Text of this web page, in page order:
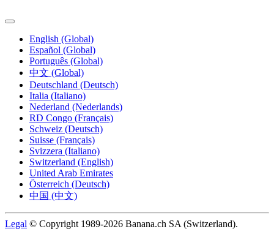
English (Global)
Español (Global)
Português (Global)
中文 (Global)
Deutschland (Deutsch)
Italia (Italiano)
Nederland (Nederlands)
RD Congo (Français)
Schweiz (Deutsch)
Suisse (Français)
Svizzera (Italiano)
Switzerland (English)
United Arab Emirates
Österreich (Deutsch)
中国 (中文)
Legal © Copyright 1989-2026 Banana.ch SA (Switzerland).